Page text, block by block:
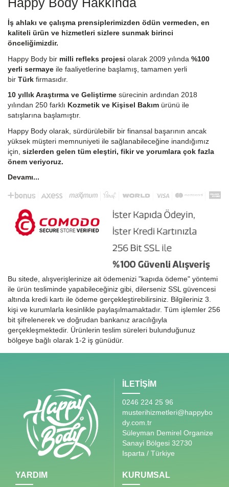
Happy Body Hakkında
İş ahlakı ve çalışma prensiplerimizden ödün vermeden, en
kaliteli ürün ve hizmetleri sizlere sunmak birinci
önceliğimizdir.
Happy Body bir milli refleks projesi olarak 2009 yılında %100
yerli sermaye ile faaliyetlerine başlamış, tamamen yerli
bir Türk firmasıdır.
10 yıllık Araştırma ve Geliştirme sürecinin ardından 2018
yılından 250 farklı Kozmetik ve Kişisel Bakım ürünü ile
satışlarına başlamıştır.
Happy Body olarak, sürdürülebilir bir finansal başarının ancak
yüksek müşteri memnuniyeti ile sağlanabileceğine inandığımız
için, sizlerden gelen tüm eleştiri, fikir ve yorumlara çok fazla
önem veriyoruz.
Devamı...
Bu sitede, alışverişlerinize ait ödemenizi "kapıda ödeme" yöntemi
ile ürün tesliminde yapabileceğiniz gibi, dilerseniz SSL güvencesi
altında kredi kartı ile ödeme gerçekleştirebilirsiniz. Bilgileriniz 3.
kişi ve kurumlarla kesinlikle paylaşılmamaktadır. Tüm işlemler 256
bit şifrelenerek ve doğrudan bankanız aracılığıyla
gerçekleşmektedir. Ürünlerin teslim süreleri bulunduğunuz
bölgeye bağlı olarak 1-2 iş günüdür.
İLETİŞİM
0246 224 25 96
musterihizmetleri@happybo
dy.com.tr
Süleyman Demirel Organize
Sanayi Bölgesi 32730
Isparta / Türkiye
YARDIM KURUMSAL